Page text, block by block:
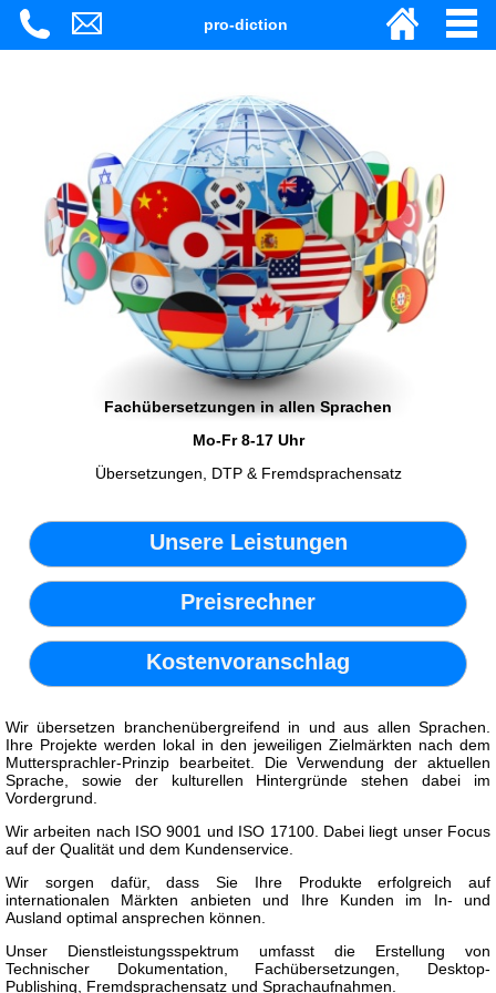
pro-diction
Fachübersetzungen in allen Sprachen
Mo-Fr 8-17 Uhr
Übersetzungen, DTP & Fremdsprachensatz
Unsere Leistungen
Preisrechner
Kostenvoranschlag
Wir übersetzen branchenübergreifend in und aus allen Sprachen.
Ihre Projekte werden lokal in den jeweiligen Zielmärkten nach dem
Muttersprachler-Prinzip bearbeitet. Die Verwendung der aktuellen
Sprache, sowie der kulturellen Hintergründe stehen dabei im
Vordergrund.
Wir arbeiten nach ISO 9001 und ISO 17100. Dabei liegt unser Focus
auf der Qualität und dem Kundenservice.
Wir sorgen dafür, dass Sie Ihre Produkte erfolgreich auf
internationalen Märkten anbieten und Ihre Kunden im In- und
Ausland optimal ansprechen können.
Unser Dienstleistungsspektrum umfasst die Erstellung von
Technischer Dokumentation, Fachübersetzungen, Desktop-
Publishing, Fremdsprachensatz und Sprachaufnahmen.